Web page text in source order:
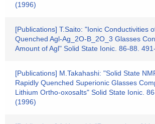
(1996)
[Publications] T.Saito: "Ionic Conductivities
Quenched Agl-Ag_2O-B_2O_3 Glasses
Amount of Agl" Solid State Ionic. 86-88.
[Publications] M.Takahashi: "Solid State
Rapidly Quenched Superionic Glasses
Lithium Ortho-oxosalts" Solid State Ionic.
(1996)